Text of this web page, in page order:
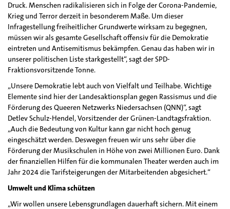
Druck. Menschen radikalisieren sich in Folge der Corona-Pandemie,
Krieg und Terror derzeit in besonderem Maße. Um dieser
Infragestellung freiheitlicher Grundwerte wirksam zu begegnen,
müssen wir als gesamte Gesellschaft offensiv für die Demokratie
eintreten und Antisemitismus bekämpfen. Genau das haben wir in
unserer politischen Liste starkgestellt“, sagt der SPD-
Fraktionsvorsitzende Tonne.
„Unsere Demokratie lebt auch von Vielfalt und Teilhabe. Wichtige
Elemente sind hier der Landesaktionsplan gegen Rassismus und die
Förderung des Queeren Netzwerks Niedersachsen (QNN)“, sagt
Detlev Schulz-Hendel, Vorsitzender der Grünen-Landtagsfraktion.
„Auch die Bedeutung von Kultur kann gar nicht hoch genug
eingeschätzt werden. Deswegen freuen wir uns sehr über die
Förderung der Musikschulen in Höhe von zwei Millionen Euro. Dank
der finanziellen Hilfen für die kommunalen Theater werden auch im
Jahr 2024 die Tarifsteigerungen der Mitarbeitenden abgesichert.“
Umwelt und Klima schützen
„Wir wollen unsere Lebensgrundlagen dauerhaft sichern. Mit einem